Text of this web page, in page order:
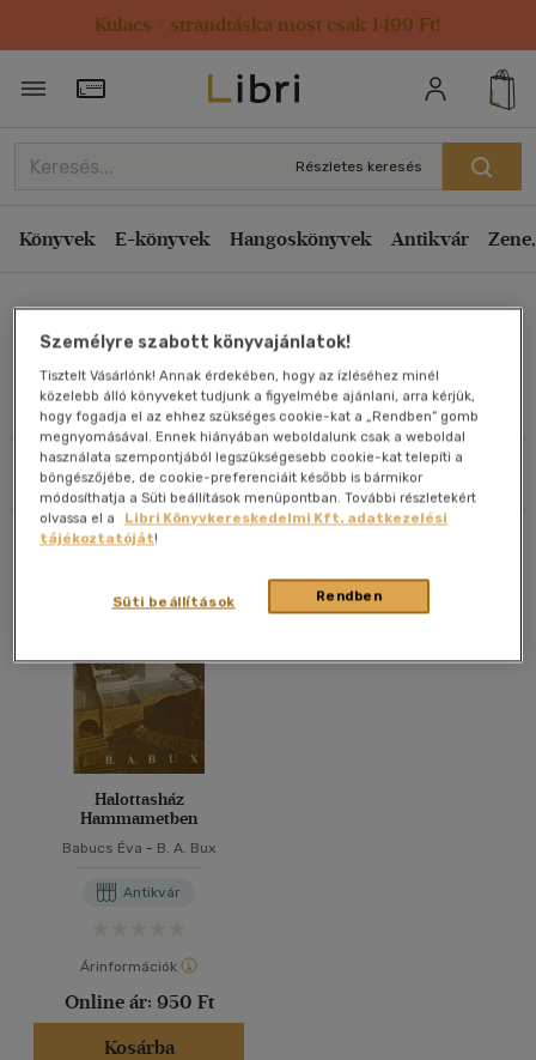
Kulacs / strandtáska most csak 1499 Ft!
Törzsvásárlói Kártya adatai
Részletes keresés
Könyvek E-könyvek Hangoskönyvek Antikvár
B. A. Bux
Művei
Szűrés Rendezés
Rendezés
Kiadás éve szerint csökkenő
Ár szerint csökkenő
Eladott darabszám szerint csökkenő
Eladott darabszám szerint növekvő
Cím szerint A-Z
Szerző szerint A-Z
Megjelenítés
20 db / oldal
Alkalmaz
Halottasház
Hammametben
Babucs Éva - B. A. Bux
Antikvár
Árinformációk
Online ár: 950 Ft
Kosárba
Személyre szabott könyvajánlatok!
Tisztelt Vásárlónk! Annak érdekében, hogy az ízléséhez minél
közelebb álló könyveket tudjunk a figyelmébe ajánlani, arra kérjük,
hogy fogadja el az ehhez szükséges cookie-kat a „Rendben” gomb
megnyomásával. Ennek hiányában weboldalunk csak a weboldal
használata szempontjából legszükségesebb cookie-kat telepíti a
böngészőjébe, de cookie-preferenciáit később is bármikor
módosíthatja a Süti beállítások menüpontban. További részletekért
olvassa el a
Libri Könyvkereskedelmi Kft. adatkezelési
tájékoztatóját!
Rendben
Süti beállítások